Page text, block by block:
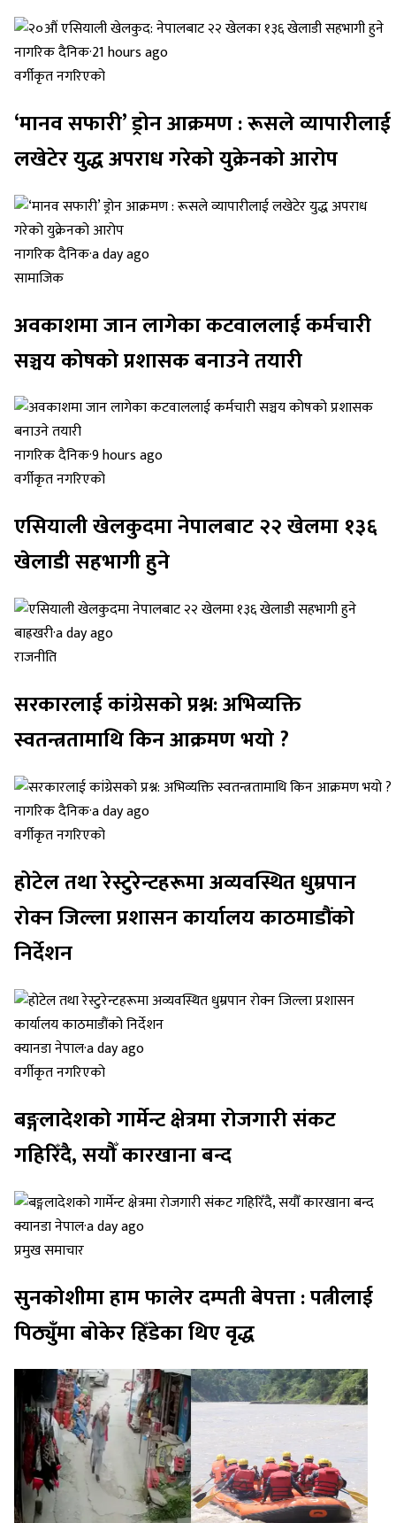
नागरिक दैनिक·21 hours ago
वर्गीकृत नगरिएको
‘मानव सफारी’ ड्रोन आक्रमण : रूसले व्यापारीलाई
लखेटेर युद्ध अपराध गरेको युक्रेनको आरोप
नागरिक दैनिक·a day ago
सामाजिक
अवकाशमा जान लागेका कटवाललाई कर्मचारी
सञ्चय कोषको प्रशासक बनाउने तयारी
नागरिक दैनिक·9 hours ago
वर्गीकृत नगरिएको
एसियाली खेलकुदमा नेपालबाट २२ खेलमा १३६
खेलाडी सहभागी हुने
बाह्रखरी·a day ago
राजनीति
सरकारलाई कांग्रेसको प्रश्न: अभिव्यक्ति
स्वतन्त्रतामाथि किन आक्रमण भयो ?
नागरिक दैनिक·a day ago
वर्गीकृत नगरिएको
होटेल तथा रेस्टुरेन्टहरूमा अव्यवस्थित धुम्रपान
रोक्न जिल्ला प्रशासन कार्यालय काठमाडौंको
निर्देशन
क्यानडा नेपाल·a day ago
वर्गीकृत नगरिएको
बङ्गलादेशको गार्मेन्ट क्षेत्रमा रोजगारी संकट
गहिरिँदै, सयौँ कारखाना बन्द
क्यानडा नेपाल·a day ago
प्रमुख समाचार
सुनकोशीमा हाम फालेर दम्पती बेपत्ता : पत्नीलाई
पिठ्युँमा बोकेर हिँडेका थिए वृद्ध